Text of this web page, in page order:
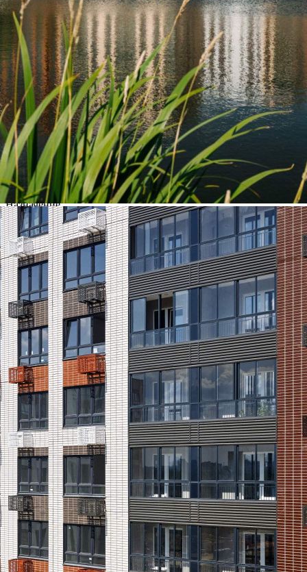
Характеристики помещения
№ объявления
108250
Дата размещения
23.07.2024
Город
Москва
Адрес
Ленинградское шоссе, д.228Бстр1
Расположено
Этаж
-1
Предлагается
Продажа
Желаемый / подходящий вид деятельности
Не указано
Назначение
Не указано
Размер площади (м2)
2.5
Цена за помещение
257 500 руб.
О помещении